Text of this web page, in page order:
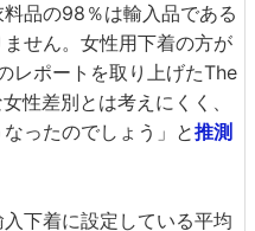
品の98％は輸入品である
せん。女性用下着の方が
レポートを取り上げたThe
性差別とは考えにくく、
ったのでしょう」と推測
下着に設定している平均